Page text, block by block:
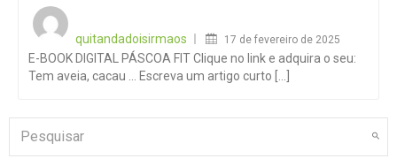
quitandadoisirmaos
17 de fevereiro de 2025
E-BOOK DIGITAL PÁSCOA FIT Clique no link e adquira o seu:
Tem aveia, cacau … Escreva um artigo curto [...]